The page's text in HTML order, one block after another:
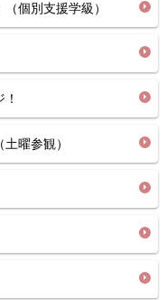
個別支援学級）
曜参観）